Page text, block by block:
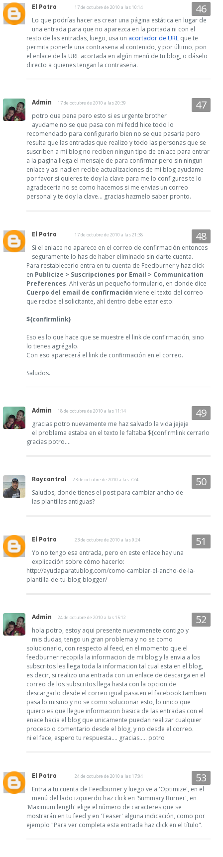
El Potro 17 de octubre de 2010 a las 10:14
Lo que podrías hacer es crear una página estática en lugar de
una entrada para que no aparezca en la portada ni con el
resto de las entradas, luego, usa un acortador de URL que te
permita ponerle una contraseña al contenido, y por último, pon
el enlace de la URL acortada en algún menú de tu blog, o dáselo
directo a quienes tengan la contraseña.
Admin 17 de octubre de 2010 a las 20:39
potro que pena pero esto si es urgente brother
ayudame no se que pasa con mi fedd hice todo lo
recomendado para configurarlo bien no se que pasaria pero
resulta que las entradas que realizo y todo las personas que se
suscriben a mi blog no reciben ningun tipo de enlace para entrar
a la pagina llega el mensaje de para confirmar pero sin ningun
enlace y asi nadien recibe actualizaciones de mi blog ayudame
por favor si quieres te doy la clave para me lo configures te lo
agradeceria no se como hacemos si me envias un correo
personal y te doy la clave... gracias hazmelo saber pronto.
El Potro 17 de octubre de 2010 a las 21:38
Si el enlace no aparece en el correo de confirmación entonces
seguramente lo has de haber eliminado sin darte cuenta.
Para restablecerlo entra en tu cuenta de Feedburner y haz click
en Publicize > Suscripciones por Email > Communication
Preferences. Ahí verás un pequeño formulario, en donde dice
Cuerpo del email de confirmación viene el texto del correo
que recibe el solicitante, ahí dentro debe estar esto:
${confirmlink}
Eso es lo que hace que se muestre el link de confirmación, sino
lo tienes agrégalo.
Con eso aparecerá el link de confirmación en el correo.
Saludos.
Admin 18 de octubre de 2010 a las 11:14
gracias potro nuevamente me haz salvado la vida jejeje
el problema estaba en el texto le faltaba ${confirmlink cerrarlo
gracias potro....
Roycontrol 23 de octubre de 2010 a las 7:24
Saludos, donde tienes el post para cambiar ancho de
las plantillas antiguas?
El Potro 23 de octubre de 2010 a las 9:24
Yo no tengo esa entrada, pero en este enlace hay una
explicación sobre cómo hacerlo:
http://ayudaparatublog.com/como-cambiar-el-ancho-de-la-
plantilla-de-tu-blog-blogger/
Admin 24 de octubre de 2010 a las 15:12
hola potro, estoy aqui presente nuevamenete contigo y
mis dudas, tengo un gran problema y no se como
solucionarlo, con respecto al feed, en el momento que el
feedburner recopila la informacion de mi blog y la envia a los
subscritos les llega toda la informacion tal cual esta en el blog,
es decir, si realizo una entrada con un enlace de descarga en el
correo de los subscritos llega hasta con la opcion de
descargarlo desde el correo igual pasa.en el facebook tambien
pasa lo mismo y no se como solucionar esto, lo unico que
quiero es que llegue informacion basica de las entradas con el
enace hacia el blog que unicamente puedan realizar cualquier
proceso o comentario desde el blog, y no desde el correo.
ni el face, espero tu respuesta.... gracias..... potro
El Potro 24 de octubre de 2010 a las 17:04
Entra a tu cuenta de Feedburner y luego ve a 'Optimize', en el
menú del lado izquierdo haz click en 'Summary Burner', en
'Maximum length' elige el número de caracteres que se
mostrarán en tu feed y en 'Teaser' alguna indicación, como por
ejemplo "Para ver completa esta entrada haz click en el título".